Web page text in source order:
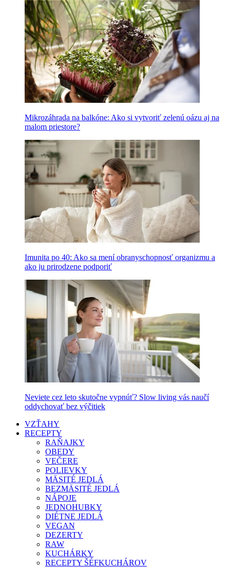
Mikrozáhrada na balkóne: Ako si vytvoriť zelenú oázu aj na
malom priestore?
Imunita po 40: Ako sa mení obranyschopnosť organizmu a
ako ju prirodzene podporiť
Neviete cez leto skutočne vypnúť? Slow living vás naučí
oddychovať bez výčitiek
VZŤAHY
RECEPTY
RAŇAJKY
OBEDY
VEČERE
POLIEVKY
MÄSITÉ JEDLÁ
BEZMÄSITÉ JEDLÁ
NÁPOJE
JEDNOHUBKY
DIÉTNE JEDLÁ
VEGAN
DEZERTY
RAW
KUCHÁRKY
RECEPTY ŠÉFKUCHÁROV